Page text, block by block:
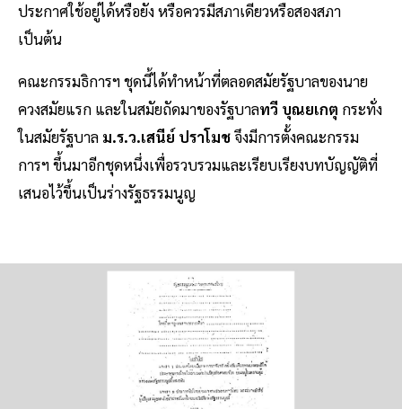
ประกาศใช้อยู่ได้หรือยัง หรือควรมีสภาเดียวหรือสองสภา
เป็นต้น
คณะกรรมธิการฯ ชุดนี้ได้ทำหน้าที่ตลอดสมัยรัฐบาลของนาย
ควงสมัยแรก และในสมัยถัดมาของรัฐบาลทวี บุณยเกตุ กระทั่ง
ในสมัยรัฐบาล ม.ร.ว.เสนีย์ ปราโมชจึงมีการตั้งคณะกรรม
การฯ ขึ้นมาอีกชุดหนึ่งเพื่อรวบรวมและเรียบเรียงบทบัญญัติที่
เสนอไว้ขึ้นเป็นร่างรัฐธรรมนูญ